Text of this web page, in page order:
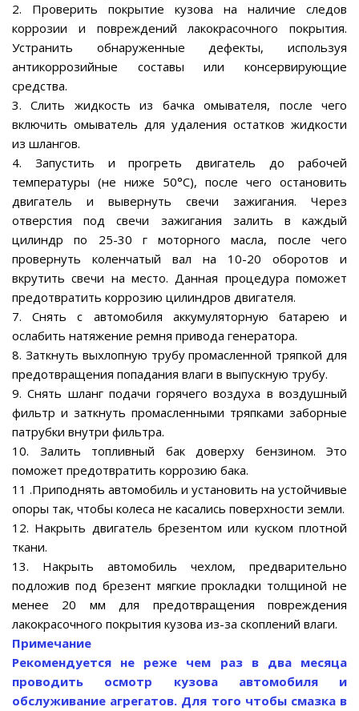
2. Проверить покрытие кузова на наличие следов
коррозии и повреждений лакокрасочного покрытия.
Устранить обнаруженные дефекты, используя
антикоррозийные составы или консервирующие
средства.
3. Слить жидкость из бачка омывателя, после чего
включить омыватель для удаления остатков жидкости
из шлангов.
4. Запустить и прогреть двигатель до рабочей
температуры (не ниже 50°С), после чего остановить
двигатель и вывернуть свечи зажигания. Через
отверстия под свечи зажигания залить в каждый
цилиндр по 25-30 г моторного масла, после чего
провернуть коленчатый вал на 10-20 оборотов и
вкрутить свечи на место. Данная процедура поможет
предотвратить коррозию цилиндров двигателя.
7. Снять с автомобиля аккумуляторную батарею и
ослабить натяжение ремня привода генератора.
8. Заткнуть выхлопную трубу промасленной тряпкой для
предотвращения попадания влаги в выпускную трубу.
9. Снять шланг подачи горячего воздуха в воздушный
фильтр и заткнуть промасленными тряпками заборные
патрубки внутри фильтра.
10. Залить топливный бак доверху бензином. Это
поможет предотвратить коррозию бака.
11 .Приподнять автомобиль и установить на устойчивые
опоры так, чтобы колеса не касались поверхности земли.
12. Накрыть двигатель брезентом или куском плотной
ткани.
13. Накрыть автомобиль чехлом, предварительно
подложив под брезент мягкие прокладки толщиной не
менее 20 мм для предотвращения повреждения
лакокрасочного покрытия кузова из-за скоплений влаги.
Примечание
Рекомендуется не реже чем раз в два месяца
проводить осмотр кузова автомобиля и
обслуживание агрегатов. Для того чтобы смазка в